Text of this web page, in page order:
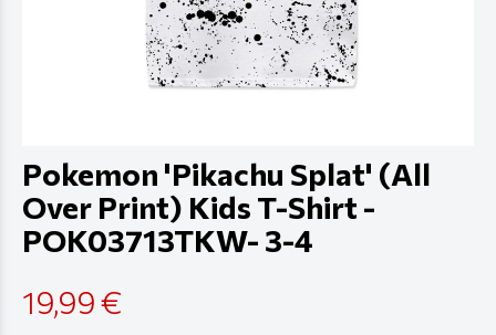
Pokemon 'Pikachu Splat' (All
Over Print) Kids T-Shirt -
POK03713TKW- 3-4
19,99 €